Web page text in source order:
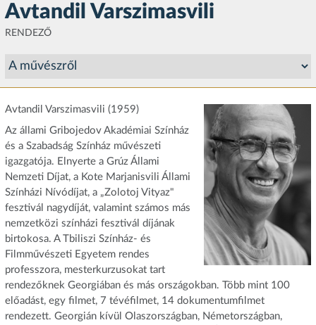
Avtandil Varszimasvili
RENDEZŐ
Avtandil Varszimasvili (1959)
Az állami Gribojedov Akadémiai Színház
és a Szabadság Színház művészeti
igazgatója. Elnyerte a Grúz Állami
Nemzeti Díjat, a Kote Marjanisvili Állami
Színházi Nívódíjat, a „Zolotoj Vityaz"
fesztivál nagydíját, valamint számos más
nemzetközi színházi fesztivál díjának
birtokosa. A Tbiliszi Színház- és
Filmművészeti Egyetem rendes
professzora, mesterkurzusokat tart
rendezőknek Georgiában és más országokban. Több mint 100
előadást, egy filmet, 7 tévéfilmet, 14 dokumentumfilmet
rendezett. Georgián kívül Olaszországban, Németországban,